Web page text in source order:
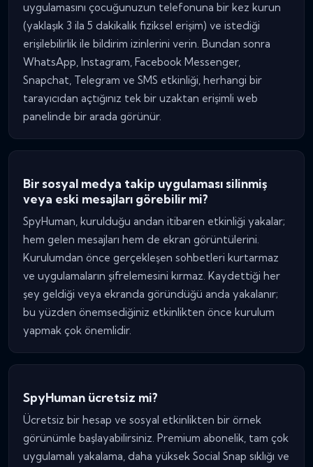
uygulamasını çocuğunuzun telefonuna bir kez kurun
(yaklaşık 3 ila 5 dakikalık fiziksel erişim) ve istediği
erişilebilirlik ile bildirim izinlerini verin. Bundan sonra
WhatsApp, Instagram, Facebook Messenger,
Snapchat, Telegram ve SMS etkinliği, herhangi bir
tarayıcıdan açtığınız tek bir uzaktan erişimli web
panelinde bir arada görünür.
Bir sosyal medya takip uygulaması silinmiş
veya eski mesajları görebilir mi?
SpyHuman, kurulduğu andan itibaren etkinliği yakalar;
hem gelen mesajları hem de ekran görüntülerini.
Kurulumdan önce gerçekleşen sohbetleri kurtarmaz
ve uygulamaların şifrelemesini kırmaz. Kaydettiği her
şey geldiği veya ekranda göründüğü anda yakalanır;
bu yüzden önemsediğiniz etkinlikten önce kurulum
yapmak çok önemlidir.
SpyHuman ücretsiz mi?
Ücretsiz bir hesap ve sosyal etkinlikten bir örnek
görünümle başlayabilirsiniz. Premium abonelik, tam çok
uygulamalı yakalama, daha yüksek Social Snap sıklığı ve